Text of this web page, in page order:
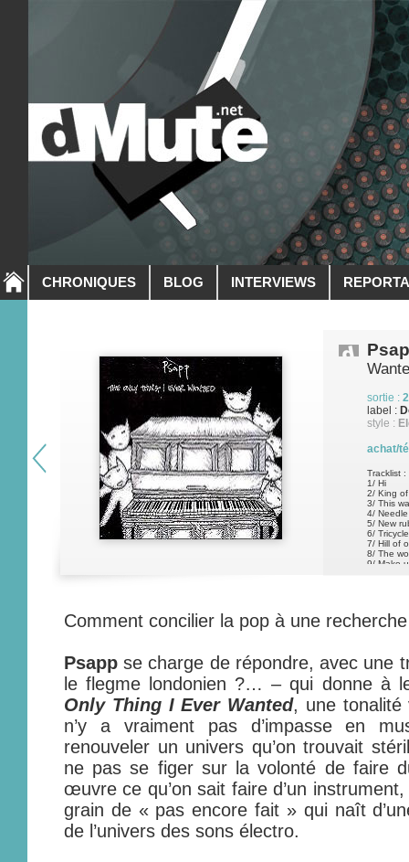
CHRONIQUES BLOG INTERVIEWS
sortie :
label :
style :
achat/
Tracklist :
1/ Hi
2/ King
3/ This
4/
5/ New
6/ Tricycle
7/ Hill of
8/ The
9/ Make
Comment concilier la pop à une
Psapp se charge de répondre, avec une
le flegme londonien ?… – qui donne à
Only Thing I Ever Wanted, une tonalité
n’y a vraiment pas d’impasse en
renouveler un univers qu’on trouvait
ne pas se figer sur la volonté de faire
œuvre ce qu’on sait faire d’un instrument,
grain de « pas encore fait » qui naît
de l’univers des sons électro.